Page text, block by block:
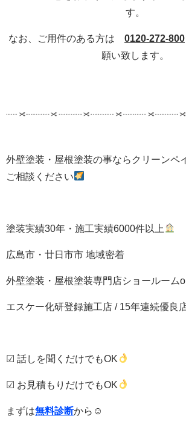
す。
なお、ご用件のある方は 0120-272-800
願い致します。
外壁塗装・屋根塗装の事ならクリーンペ
ご相談ください
塗装実績30年・施工実績6000件以上
広島市・廿日市市 地域密着
外壁塗装・屋根塗装専門店ショールーム
エスケー化研登録施工店 / 15年連続優良
☑ 話しを聞くだけでもOK
☑ お見積もりだけでもOK
まずは無料診断から☺